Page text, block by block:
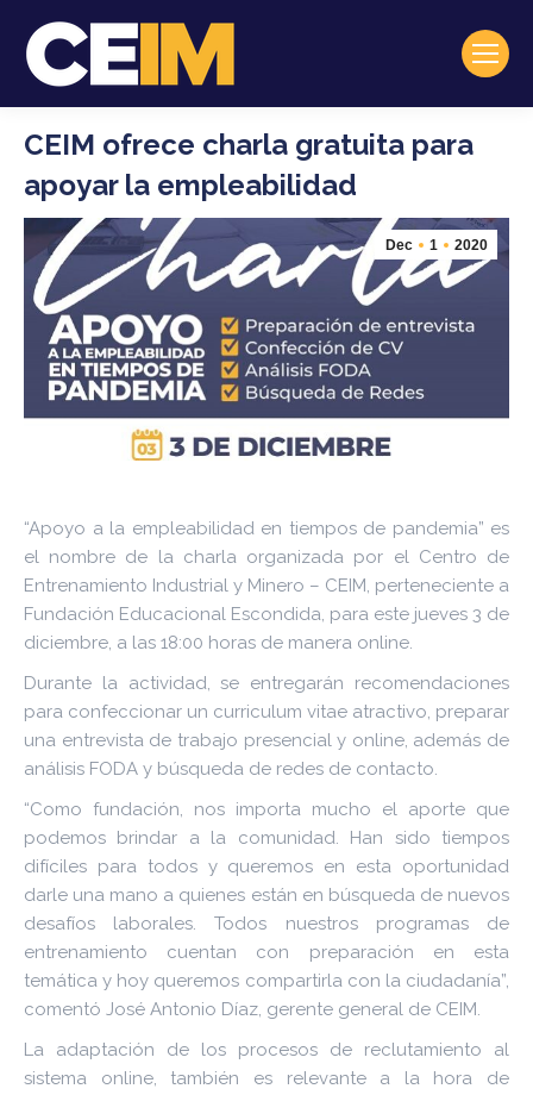
CEIM ofrece charla gratuita para
apoyar la empleabilidad
Dec 1 2020
“Apoyo a la empleabilidad en tiempos de pandemia” es
el nombre de la charla organizada por el Centro de
Entrenamiento Industrial y Minero – CEIM, perteneciente a
Fundación Educacional Escondida, para este jueves 3 de
diciembre, a las 18:00 horas de manera online.
Durante la actividad, se entregarán recomendaciones
para confeccionar un curriculum vitae atractivo, preparar
una entrevista de trabajo presencial y online, además de
análisis FODA y búsqueda de redes de contacto.
“Como fundación, nos importa mucho el aporte que
podemos brindar a la comunidad. Han sido tiempos
difíciles para todos y queremos en esta oportunidad
darle una mano a quienes están en búsqueda de nuevos
desafíos laborales. Todos nuestros programas de
entrenamiento cuentan con preparación en esta
temática y hoy queremos compartirla con la ciudadanía”,
comentó José Antonio Díaz, gerente general de CEIM.
La adaptación de los procesos de reclutamiento al
sistema online, también es relevante a la hora de